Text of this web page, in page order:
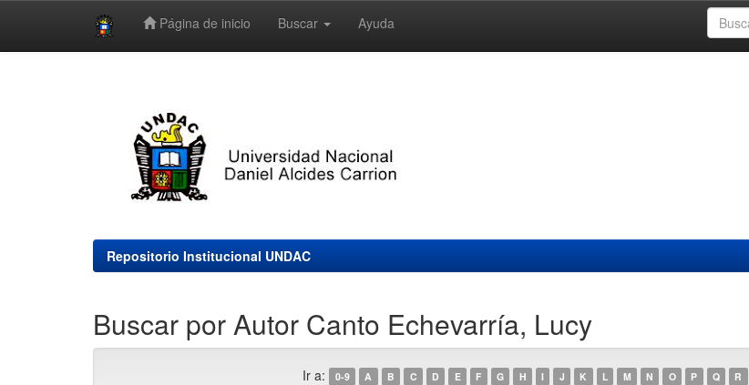
Página de inicio Buscar Ayuda
Repositorio Institucional UNDAC
Buscar por Autor Canto Echevarría, Lucy
Ir a: 0-9 A B C D E F G H I J K L M N O P Q R